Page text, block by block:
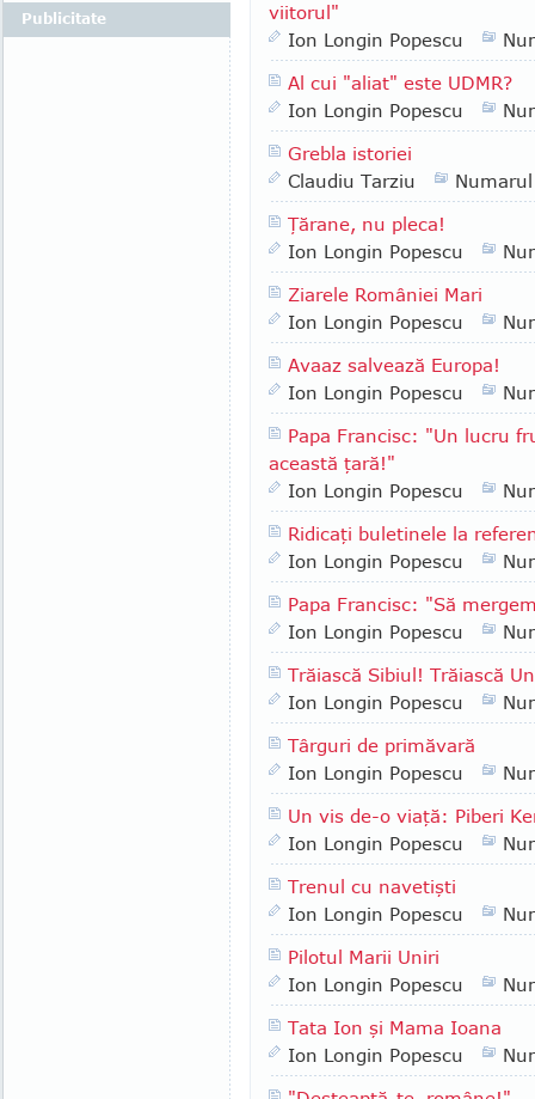
viitorul"
Ion Longin Popescu
Al cui "aliat" este UDMR?
Ion Longin Popescu
Grebla istoriei
Claudiu Tarziu
Ţărane, nu pleca!
Ion Longin Popescu
Ziarele României Mari
Ion Longin Popescu
Avaaz salvează Europa!
Ion Longin Popescu
Papa Francisc: "Un lucru
această ţară!"
Ion Longin Popescu
Ridicaţi buletinele la
Ion Longin Popescu
Papa Francisc: "Să
Ion Longin Popescu
Trăiască Sibiul! Trăiască
Ion Longin Popescu
Târguri de primăvară
Ion Longin Popescu
Un vis de-o viaţă: Piberi
Ion Longin Popescu
Trenul cu navetişti
Ion Longin Popescu
Pilotul Marii Uniri
Ion Longin Popescu
Tata Ion şi Mama Ioana
Ion Longin Popescu
Publicitate